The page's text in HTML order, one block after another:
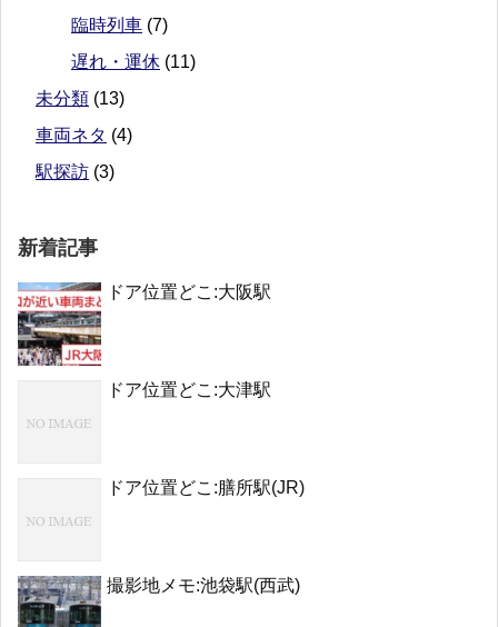
臨時列車 (7)
遅れ・運休 (11)
未分類 (13)
車両ネタ (4)
駅探訪 (3)
新着記事
ドア位置どこ:大阪駅
ドア位置どこ:大津駅
ドア位置どこ:膳所駅(JR)
撮影地メモ:池袋駅(西武)